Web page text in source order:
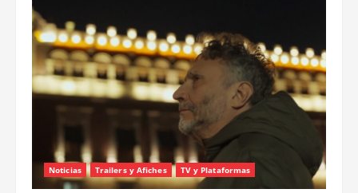
Noticias Trailers y Afiches TV y Plataformas